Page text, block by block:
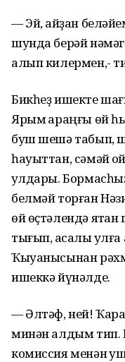
— Эй, ҡайҙан
шунда берәй
алып килермен,-
Бикһеҙ ишекте
Ярым ҡараңғы өй
буш шешә табып,
һауыттан, сәмәй
ҡулдары.
белмәй торған
өй өҫтәлендә
тығып, аҡсалы
Ҡыуанысынан
ишеккә йүнәлде.
— Әлтәф, ней!
минән алдым тип.
комиссия менән